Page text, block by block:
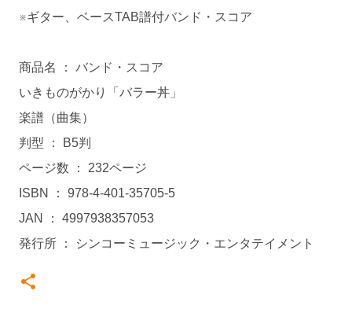
※ギター、ベースTAB譜付バンド・スコア
商品名 ： バンド・スコア
いきものがかり「バラー丼」
楽譜（曲集）
判型 ： B5判
ページ数 ： 232ページ
ISBN ： 978-4-401-35705-5
JAN ： 4997938357053
発行所 ： シンコーミュージック・エンタテイメント